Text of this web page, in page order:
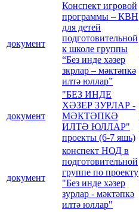
документ
Конспект игровой
программы – КВН
для детей
подготовительной
к школе группы
“Без инде хәзер
зкрлар – мәктәпкә
илтә юллар”
документ
"БЕЗ ИНДЕ
ХӘЗЕР ЗУРЛАР -
МӘКТӘПКӘ
ИЛТӘ ЮЛЛАР"
проекты (6-7 яшь)
документ
конспект НОД в
подготовительной
группе по проекту
"Без инде хәзер
зурлар - мәктәпкә
илтә юллар"